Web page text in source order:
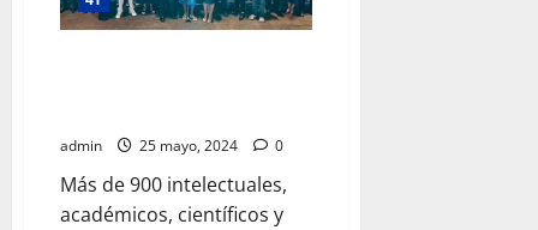
elecciones
2024:
admin 25 mayo, 2024 0
Más de 900 intelectuales,
académicos, científicos y